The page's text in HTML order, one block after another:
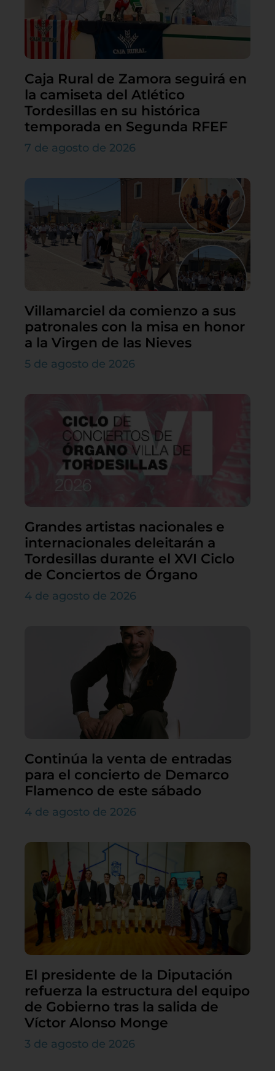
Caja Rural de Zamora seguirá en
la camiseta del Atlético
Tordesillas en su histórica
temporada en Segunda RFEF
7 de agosto de 2026
Villamarciel da comienzo a sus
patronales con la misa en honor
a la Virgen de las Nieves
5 de agosto de 2026
Grandes artistas nacionales e
internacionales deleitarán a
Tordesillas durante el XVI Ciclo
de Conciertos de Órgano
4 de agosto de 2026
Continúa la venta de entradas
para el concierto de Demarco
Flamenco de este sábado
4 de agosto de 2026
El presidente de la Diputación
refuerza la estructura del equipo
de Gobierno tras la salida de
Víctor Alonso Monge
3 de agosto de 2026